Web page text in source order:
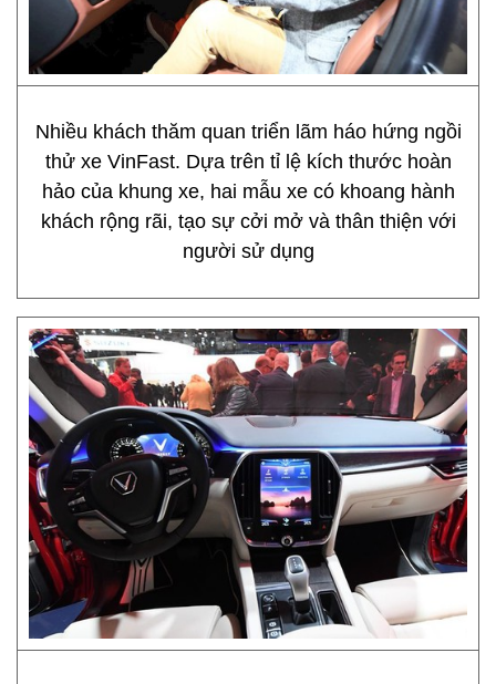
Nhiều khách thăm quan triển lãm háo hứng ngồi
thử xe VinFast. Dựa trên tỉ lệ kích thước hoàn
hảo của khung xe, hai mẫu xe có khoang hành
khách rộng rãi, tạo sự cởi mở và thân thiện với
người sử dụng